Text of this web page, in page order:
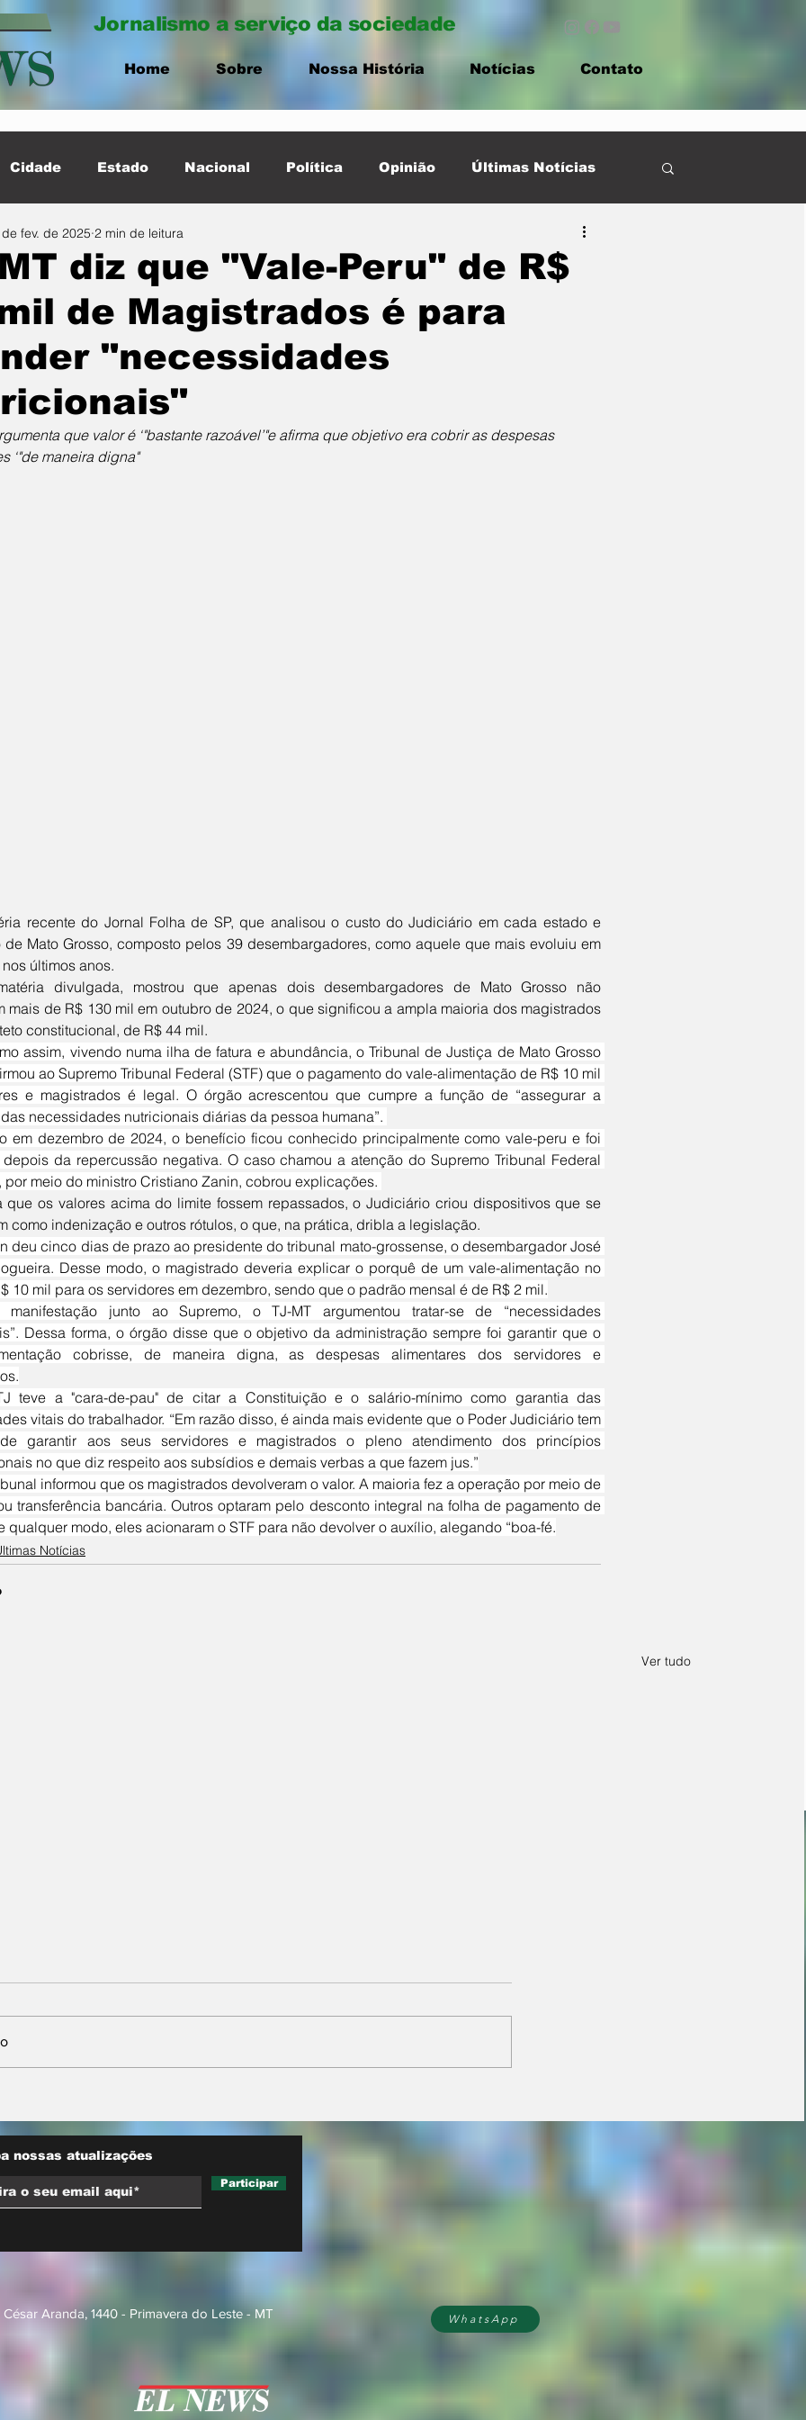
Jornalismo a serviço da sociedade
Home Sobre Nossa História Notícias Contato
Cidade Estado Nacional Política Opinião Últimas Notícias
Destaque Cidade
diz que "Vale-Peru" de R$
de Magistrados é para
"necessidades
fev. de 2025 2 min de leitura
que valor é ‘"bastante razoável’"e afirma que objetivo era cobrir as despesas
‘"de maneira digna"
de Mato Grosso, composto pelos 39 desembargadores, como aquele que mais evoluiu em
últimos anos.
mais de R$ 130 mil em outubro de 2024, o que significou a ampla maioria dos magistrados
constitucional, de R$ 44 mil.
ao Supremo Tribunal Federal (STF) que o pagamento do vale-alimentação de R$ 10 mil
e magistrados é legal. O órgão acrescentou que cumpre a função de “assegurar a
necessidades nutricionais diárias da pessoa humana”.
da repercussão negativa. O caso chamou a atenção do Supremo Tribunal Federal
por meio do ministro Cristiano Zanin, cobrou explicações.
como indenização e outros rótulos, o que, na prática, dribla a legislação.
Desse modo, o magistrado deveria explicar o porquê de um vale-alimentação no
10 mil para os servidores em dezembro, sendo que o padrão mensal é de R$ 2 mil.
Dessa forma, o órgão disse que o objetivo da administração sempre foi garantir que o
cobrisse, de maneira digna, as despesas alimentares dos servidores e
vitais do trabalhador. “Em razão disso, é ainda mais evidente que o Poder Judiciário tem
garantir aos seus servidores e magistrados o pleno atendimento dos princípios
no que diz respeito aos subsídios e demais verbas a que fazem jus.”
transferência bancária. Outros optaram pelo desconto integral na folha de pagamento de
qualquer modo, eles acionaram o STF para não devolver o auxílio, alegando “boa-fé.
Notícias
Ver tudo
Alcolumbre
nossas atualizações
Participar
César Aranda, 1440 - Primavera do Leste - MT WhatsApp